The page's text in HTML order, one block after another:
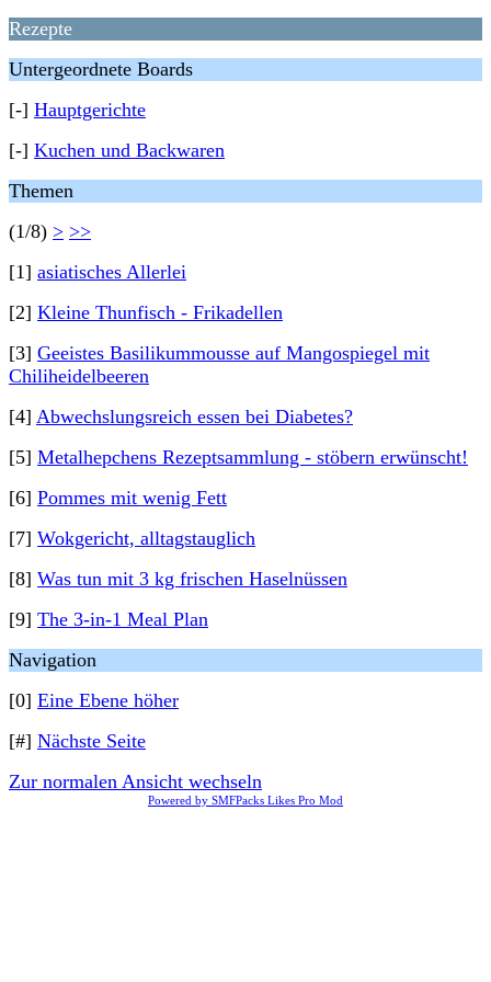
Rezepte
Untergeordnete Boards
[-] Hauptgerichte
[-] Kuchen und Backwaren
Themen
(1/8) > >>
[1] asiatisches Allerlei
[2] Kleine Thunfisch - Frikadellen
[3] Geeistes Basilikummousse auf Mangospiegel mit
Chiliheidelbeeren
[4] Abwechslungsreich essen bei Diabetes?
[5] Metalhepchens Rezeptsammlung - stöbern erwünscht!
[6] Pommes mit wenig Fett
[7] Wokgericht, alltagstauglich
[8] Was tun mit 3 kg frischen Haselnüssen
[9] The 3-in-1 Meal Plan
Navigation
[0] Eine Ebene höher
[#] Nächste Seite
Zur normalen Ansicht wechseln
Powered by SMFPacks Likes Pro Mod